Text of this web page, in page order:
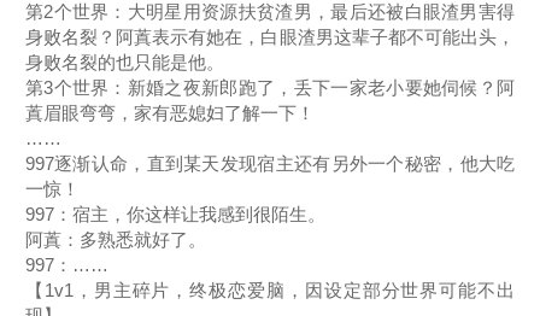
第2个世界：大明星用资源扶贫渣男，最后还被白眼渣男害得
身败名裂？阿蒖表示有她在，白眼渣男这辈子都不可能出头，
身败名裂的也只能是他。
第3个世界：新婚之夜新郎跑了，丢下一家老小要她伺候？阿
蒖眉眼弯弯，家有恶媳妇了解一下！
……
997逐渐认命，直到某天发现宿主还有另外一个秘密，他大吃
一惊！
997：宿主，你这样让我感到很陌生。
阿蒖：多熟悉就好了。
997：……
【1v1，男主碎片，终极恋爱脑，因设定部分世界可能不出